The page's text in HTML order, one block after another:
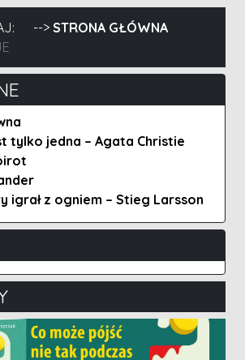
STRONA GŁÓWNA
tylko jedna – Agata Christie
igrał z ogniem – Stieg Larsson